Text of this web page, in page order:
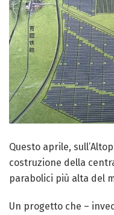
Questo aprile,
costruzione della
parabolici più alta del
Un progetto che –